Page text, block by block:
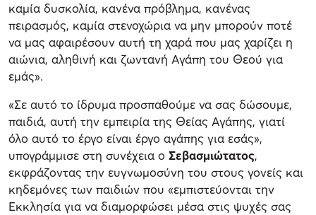
καμία δυσκολία, κανένα πρόβλημα, κανένας
πειρασμός, καμία στενοχώρια να μην μπορούν ποτέ
να μας αφαιρέσουν αυτή τη χαρά που μας χαρίζει η
αιώνια, αληθινή και ζωντανή Αγάπη του Θεού για
εμάς».
«Σε αυτό το ίδρυμα προσπαθούμε να σας δώσουμε,
παιδιά, αυτή την εμπειρία της Θείας Αγάπης, γιατί
όλο αυτό το έργο είναι έργο αγάπης για εσάς»,
υπογράμμισε στη συνέχεια ο Σεβασμιώτατος,
εκφράζοντας την ευγνωμοσύνη του στους γονείς και
κηδεμόνες των παιδιών που «εμπιστεύονται την
Εκκλησία για να διαμορφώσει μέσα στις ψυχές σας